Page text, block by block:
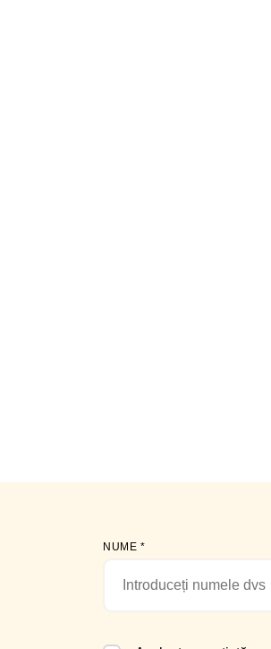
NUME *